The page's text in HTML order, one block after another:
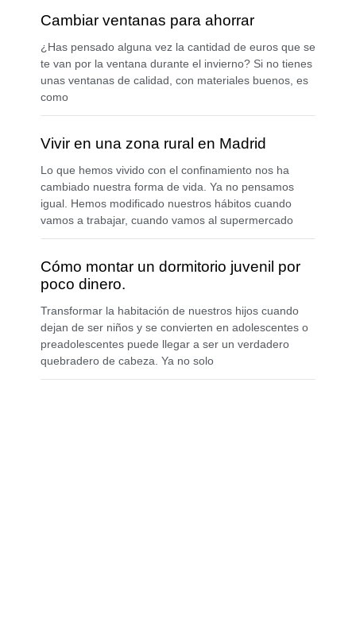
Cambiar ventanas para ahorrar
¿Has pensado alguna vez la cantidad de euros que se
te van por la ventana durante el invierno? Si no tienes
unas ventanas de calidad, con materiales buenos, es
como
Vivir en una zona rural en Madrid
Lo que hemos vivido con el confinamiento nos ha
cambiado nuestra forma de vida. Ya no pensamos
igual. Hemos modificado nuestros hábitos cuando
vamos a trabajar, cuando vamos al supermercado
Cómo montar un dormitorio juvenil por
poco dinero.
Transformar la habitación de nuestros hijos cuando
dejan de ser niños y se convierten en adolescentes o
preadolescentes puede llegar a ser un verdadero
quebradero de cabeza. Ya no solo